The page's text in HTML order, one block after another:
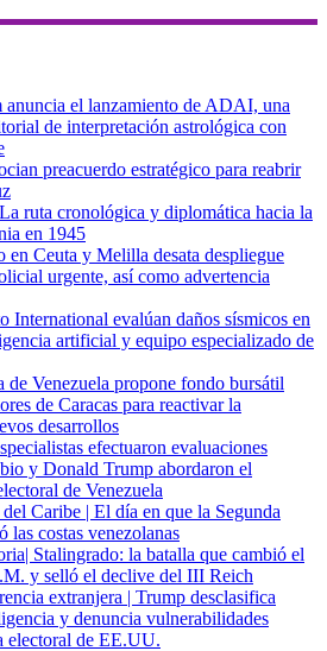
el lanzamiento de ADAI, una
de interpretación astrológica con
preacuerdo estratégico para reabrir
ruta cronológica y diplomática hacia la
en 1945
en Ceuta y Melilla desata despliegue
urgente, así como advertencia
evalúan daños sísmicos en
artificial y equipo especializado de
de Venezuela propone fondo bursátil
de Caracas para reactivar la
desarrollos
efectuaron evaluaciones
y Donald Trump abordaron el
de Venezuela
Caribe | El día en que la Segunda
las costas venezolanas
Stalingrado: la batalla que cambió el
y selló el declive del III Reich
extranjera | Trump desclasifica
y denuncia vulnerabilidades
electoral de EE.UU.